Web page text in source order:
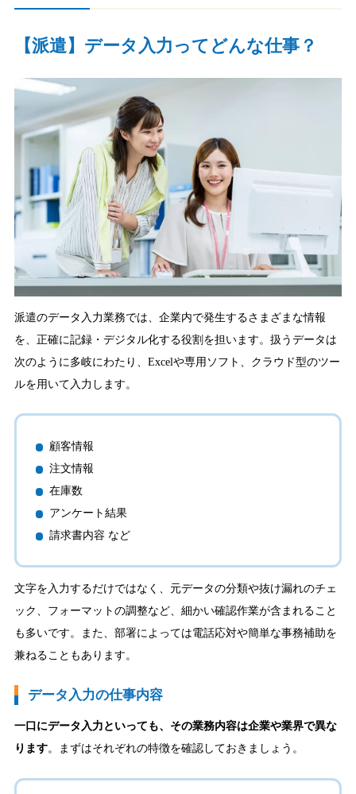
【派遣】データ入力ってどんな仕事？
派遣のデータ入力業務では、企業内で発生するさまざまな情報
を、正確に記録・デジタル化する役割を担います。扱うデータは
次のように多岐にわたり、Excelや専用ソフト、クラウド型のツー
ルを用いて入力します。
顧客情報
注文情報
在庫数
アンケート結果
請求書内容 など
文字を入力するだけではなく、元データの分類や抜け漏れのチェ
ック、フォーマットの調整など、細かい確認作業が含まれること
も多いです。また、部署によっては電話応対や簡単な事務補助を
兼ねることもあります。
データ入力の仕事内容
一口にデータ入力といっても、その業務内容は企業や業界で異な
ります。まずはそれぞれの特徴を確認しておきましょう。